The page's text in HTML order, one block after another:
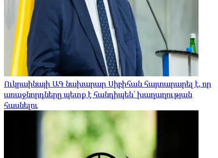
Ուկրաինայի ԱԳ նախարար Սիբիհան հայտարարել է, որ
առաջնորդները պետք է հանդիպեն՝ խաղաղության
հասնելու